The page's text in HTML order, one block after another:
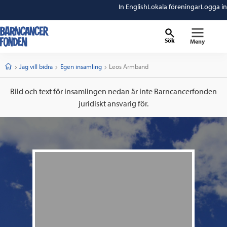
In EnglishLokala föreningarLogga in
Sök Meny
StartJag vill bidra Egen insamling Current:
Leos Armband
Bild och text för insamlingen nedan är inte Barncancerfonden
juridiskt ansvarig för.